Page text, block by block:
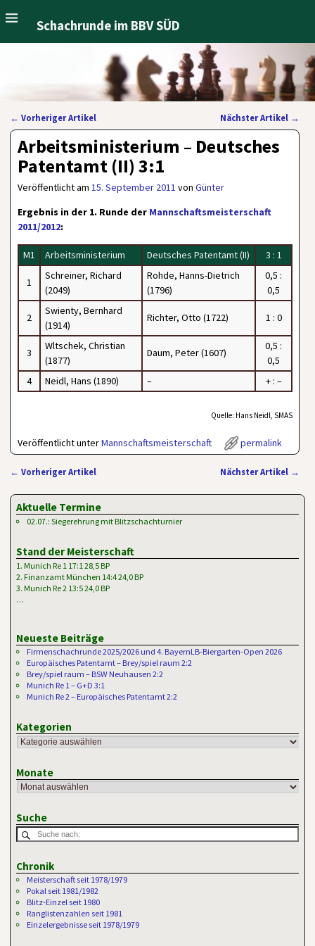
Schachrunde im BBV SÜD
Artikelnavigation
← Vorheriger Artikel Nächster Artikel →
Arbeitsministerium – Deutsches
Patentamt (II) 3:1
Veröffentlicht am15. September 2011 vonGünter
Ergebnis in der 1. Runde der Mannschaftsmeisterschaft
2011/2012:
M1 Arbeitsministerium Deutsches Patentamt (II) 3 : 1
1
Schreiner, Richard
(2049)
Rohde, Hanns-Dietrich
(1796)
0,5 :
0,5
2
Swienty, Bernhard
(1914)
Richter, Otto (1722) 1 : 0
3
Wltschek, Christian
(1877)
Daum, Peter (1607)
0,5 :
0,5
4
Neidl, Hans (1890) – + : –
Quelle: Hans Neidl, SMAS
Veröffentlicht unterMannschaftsmeisterschaft permalink
← Vorheriger Artikel Nächster Artikel →
Aktuelle Termine
02.07.: Siegerehrung mit Blitzschachturnier
Stand der Meisterschaft
1. Munich Re 1 17:1 28,5 BP
2. Finanzamt München 14:4 24,0 BP
3. Munich Re 2 13:5 24,0 BP
…
Neueste Beiträge
Firmenschachrunde 2025/2026 und 4. BayernLB-Biergarten-Open 2026
Europäisches Patentamt – Brey/spiel raum 2:2
Brey/spiel raum – BSW Neuhausen 2:2
Munich Re 1 – G+D 3:1
Munich Re 2 – Europäisches Patentamt 2:2
Kategorien
Monate
Suche
Chronik
Meisterschaft seit 1978/1979
Pokal seit 1981/1982
Blitz-Einzel seit 1980
Ranglistenzahlen seit 1981
Einzelergebnisse seit 1978/1979